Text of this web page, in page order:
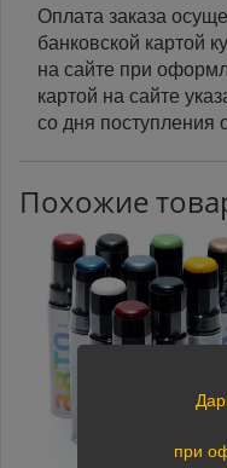
Оплата заказа
банковской картой
на сайте при
картой на сайте
со дня поступления
Похожие
при